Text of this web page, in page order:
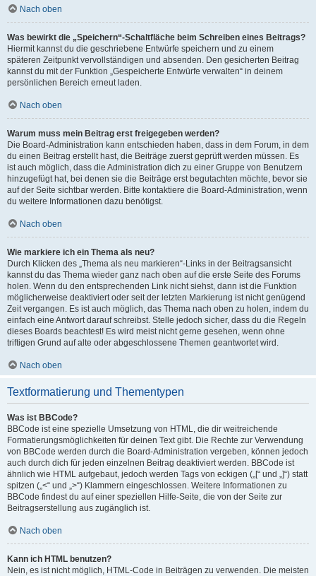
Nach oben
Was bewirkt die „Speichern“-Schaltfläche beim Schreiben eines Beitrags?
Hiermit kannst du die geschriebene Entwürfe speichern und zu einem
späteren Zeitpunkt vervollständigen und absenden. Den gesicherten Beitrag
kannst du mit der Funktion „Gespeicherte Entwürfe verwalten“ in deinem
persönlichen Bereich erneut laden.
Nach oben
Warum muss mein Beitrag erst freigegeben werden?
Die Board-Administration kann entschieden haben, dass in dem Forum, in dem
du einen Beitrag erstellt hast, die Beiträge zuerst geprüft werden müssen. Es
ist auch möglich, dass die Administration dich zu einer Gruppe von Benutzern
hinzugefügt hat, bei denen sie die Beiträge erst begutachten möchte, bevor sie
auf der Seite sichtbar werden. Bitte kontaktiere die Board-Administration, wenn
du weitere Informationen dazu benötigst.
Nach oben
Wie markiere ich ein Thema als neu?
Durch Klicken des „Thema als neu markieren“-Links in der Beitragsansicht
kannst du das Thema wieder ganz nach oben auf die erste Seite des Forums
holen. Wenn du den entsprechenden Link nicht siehst, dann ist die Funktion
möglicherweise deaktiviert oder seit der letzten Markierung ist nicht genügend
Zeit vergangen. Es ist auch möglich, das Thema nach oben zu holen, indem du
einfach eine Antwort darauf schreibst. Stelle jedoch sicher, dass du die Regeln
dieses Boards beachtest! Es wird meist nicht gerne gesehen, wenn ohne
triftigen Grund auf alte oder abgeschlossene Themen geantwortet wird.
Nach oben
Textformatierung und Thementypen
Was ist BBCode?
BBCode ist eine spezielle Umsetzung von HTML, die dir weitreichende
Formatierungsmöglichkeiten für deinen Text gibt. Die Rechte zur Verwendung
von BBCode werden durch die Board-Administration vergeben, können jedoch
auch durch dich für jeden einzelnen Beitrag deaktiviert werden. BBCode ist
ähnlich wie HTML aufgebaut, jedoch werden Tags von eckigen („[“ und „]“) statt
spitzen („<“ und „>“) Klammern eingeschlossen. Weitere Informationen zu
BBCode findest du auf einer speziellen Hilfe-Seite, die von der Seite zur
Beitragserstellung aus zugänglich ist.
Nach oben
Kann ich HTML benutzen?
Nein, es ist nicht möglich, HTML-Code in Beiträgen zu verwenden. Die meisten